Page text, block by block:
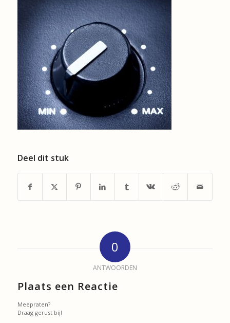
Deel dit stuk
0
ANTWOORDEN
Plaats een Reactie
Meepraten?
Draag gerust bij!